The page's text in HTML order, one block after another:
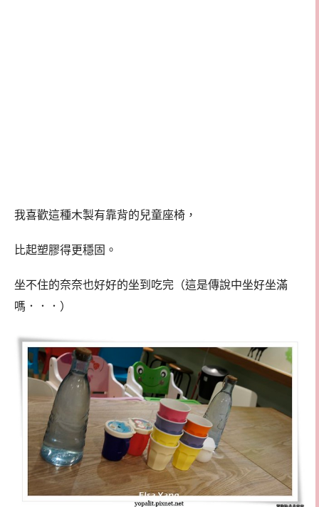
我喜歡這種木製有靠背的兒童座椅，
比起塑膠得更穩固。
坐不住的奈奈也好好的坐到吃完（這是傳說中坐好坐滿
嗎．．．）